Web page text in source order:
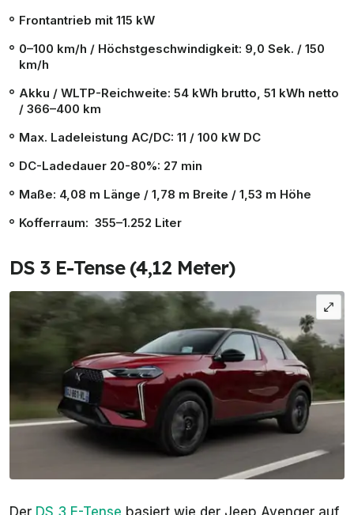
Frontantrieb mit 115 kW
0–100 km/h / Höchstgeschwindigkeit: 9,0 Sek. / 150
km/h
Akku / WLTP-Reichweite: 54 kWh brutto, 51 kWh netto
/ 366–400 km
Max. Ladeleistung AC/DC: 11 / 100 kW DC
DC-Ladedauer 20-80%: 27 min
Maße: 4,08 m Länge / 1,78 m Breite / 1,53 m Höhe
Kofferraum: 355–1.252 Liter
DS 3 E-Tense (4,12 Meter)
Der DS 3 E-Tense basiert wie der Jeep Avenger auf